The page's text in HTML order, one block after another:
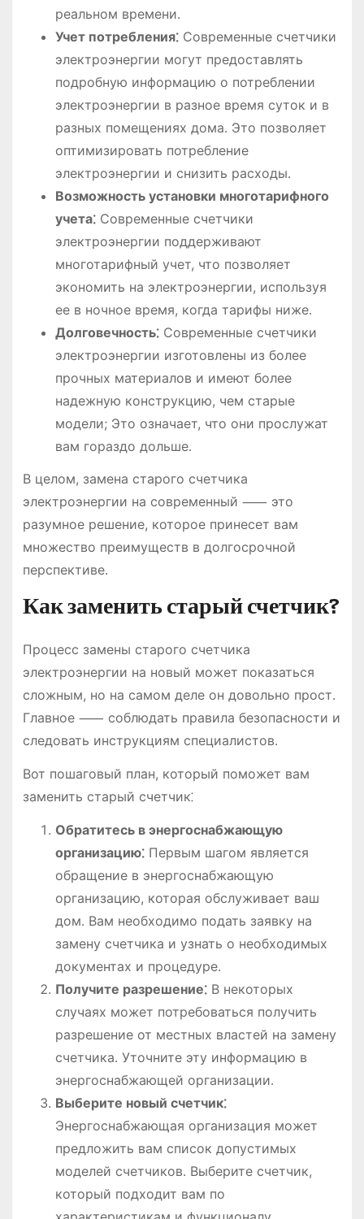
реальном времени․
Учет потребления⁚Современные счетчики
электроэнергии могут предоставлять
подробную информацию о потреблении
электроэнергии в разное время суток и в
разных помещениях дома․ Это позволяет
оптимизировать потребление
электроэнергии и снизить расходы․
Возможность установки многотарифного
учета⁚Современные счетчики
электроэнергии поддерживают
многотарифный учет, что позволяет
экономить на электроэнергии, используя
ее в ночное время, когда тарифы ниже․
Долговечность⁚Современные счетчики
электроэнергии изготовлены из более
прочных материалов и имеют более
надежную конструкцию, чем старые
модели; Это означает, что они прослужат
вам гораздо дольше․
В целом, замена старого счетчика
электроэнергии на современный ⸺ это
разумное решение, которое принесет вам
множество преимуществ в долгосрочной
перспективе․
Как заменить старый счетчик?
Процесс замены старого счетчика
электроэнергии на новый может показаться
сложным, но на самом деле он довольно прост․
Главное ⸺ соблюдать правила безопасности и
следовать инструкциям специалистов․
Вот пошаговый план, который поможет вам
заменить старый счетчик⁚
Обратитесь в энергоснабжающую
организацию⁚Первым шагом является
обращение в энергоснабжающую
организацию, которая обслуживает ваш
дом․ Вам необходимо подать заявку на
замену счетчика и узнать о необходимых
документах и процедуре․
Получите разрешение⁚В некоторых
случаях может потребоваться получить
разрешение от местных властей на замену
счетчика․ Уточните эту информацию в
энергоснабжающей организации․
Выберите новый счетчик⁚
Энергоснабжающая организация может
предложить вам список допустимых
моделей счетчиков․ Выберите счетчик,
который подходит вам по